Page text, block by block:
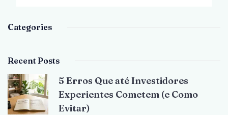
Categories
Recent Posts
5 Erros Que até Investidores
Experientes Cometem (e Como
Evitar)